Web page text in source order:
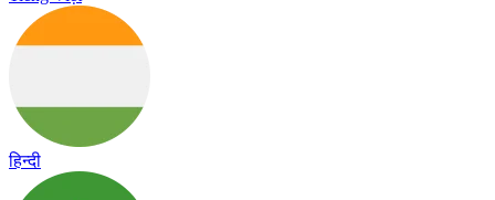
हिन्दी